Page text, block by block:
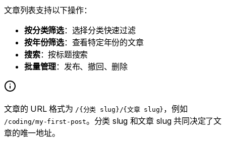
文章列表支持以下操作：
按分类筛选：选择分类快速过滤
按年份筛选：查看特定年份的文章
搜索：按标题搜索
批量管理：发布、撤回、删除
文章的 URL 格式为 /{分类 slug}/{文章 slug} ，例如
/coding/my-first-post。分类 slug 和文章 slug 共同决定了文
章的唯一地址。